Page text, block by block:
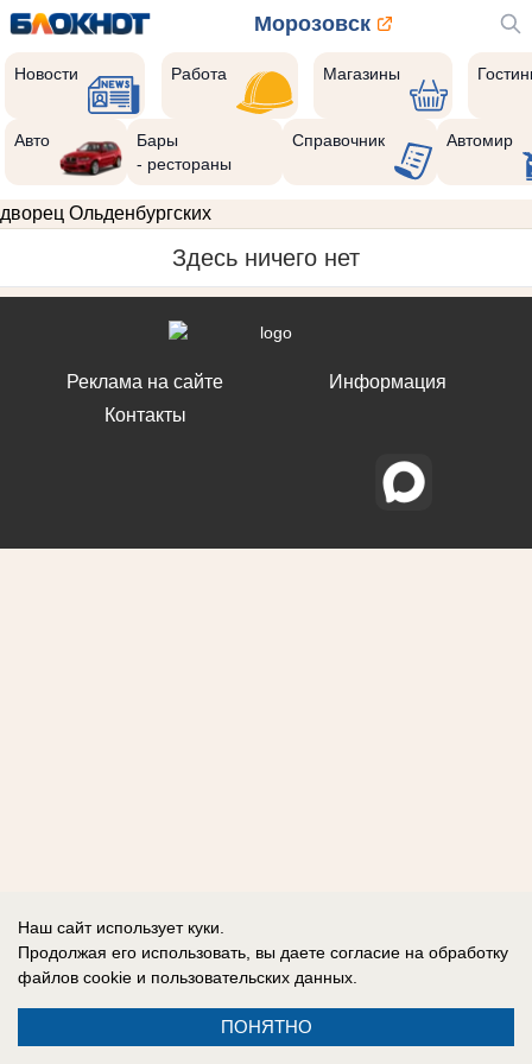
Морозовск
Новости Работа Магазины
Авто
Бары
- рестораны
Справочник Автомир
дворец Ольденбургских
Здесь ничего нет
Реклама на сайте
Контакты
Информация
Наш сайт использует куки.
Продолжая его использовать, вы даете согласие на обработку
файлов cookie и пользовательских данных.
ПОНЯТНО